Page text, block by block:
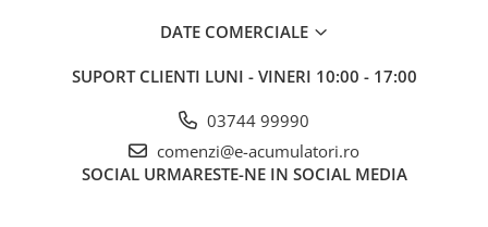
Putere nominala fotovoltaica: 12V-290W, 24V-580W
Tensiune lucru MPPT: 120-450Vdc
Temperatura de functionare -10C +50C
Dimensiuni 400x300x115mm
DATE COMERCIALE
SUPORT CLIENTI LUNI - VINERI 10:00 - 17:00
03744 99990
comenzi@e-acumulatori.ro
SOCIAL URMARESTE-NE IN SOCIAL MEDIA